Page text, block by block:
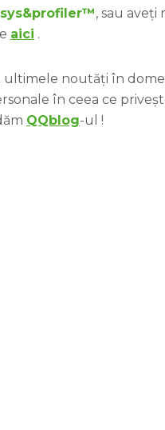
, sau aveți
aici .
noutăți în
în ceea ce
QQblog-ul !